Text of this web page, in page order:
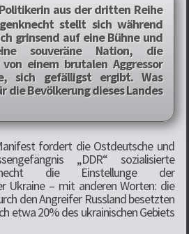
aus der dritten Reihe
stellt sich während
grinsend auf eine Bühne und
souveräne Nation, die
einem brutalen Aggressor
sich gefälligst ergibt. Was
die Bevölkerung dieses Landes
fordert die Ostdeutsche und
„DDR“ sozialisierte
die Einstellunge der
Ukraine – mit anderen Worten: die
den Angreifer Russland besetzten
etwa 20% des ukrainischen Gebiets